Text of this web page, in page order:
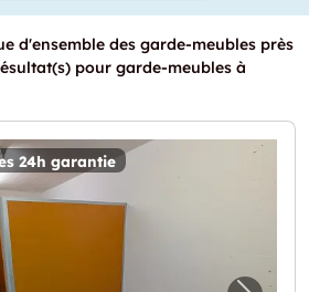
d'ensemble des garde-meubles près
pour garde-meubles à
24h garantie